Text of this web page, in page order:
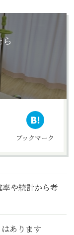
ブックマーク
や統計から考
あります